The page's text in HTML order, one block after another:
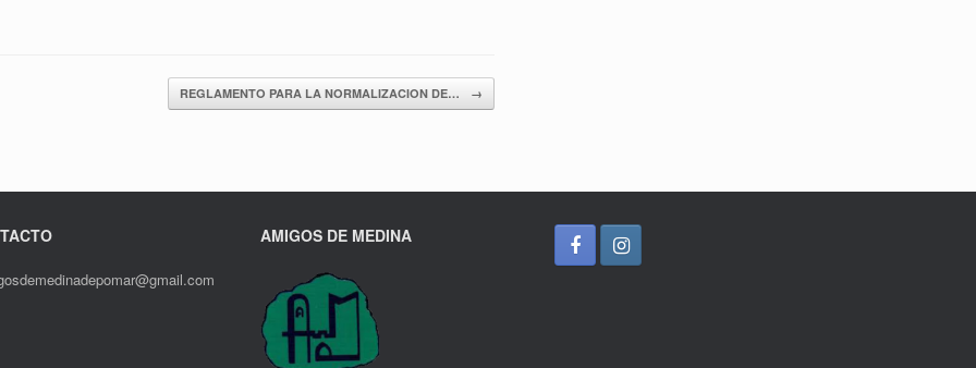
REGLAMENTO PARA LA NORMALIZACION DE… →
AMIGOS DE MEDINA